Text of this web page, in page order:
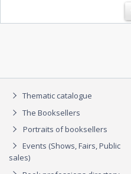
Thematic catalogue
The Booksellers
Portraits of booksellers
Events (Shows, Fairs, Public
sales)